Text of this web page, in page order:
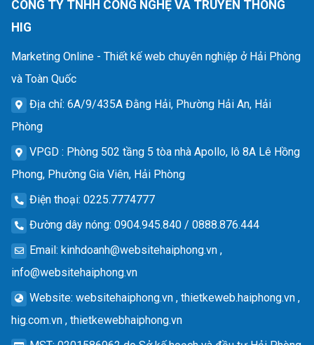
CÔNG TY TNHH CÔNG NGHỆ VÀ TRUYỀN THÔNG
HIG
Marketing Online - Thiết kế web chuyên nghiệp ở Hải Phòng
và Toàn Quốc
Địa chỉ: 6A/9/435A Đằng Hải, Phường Hải An, Hải
Phòng
VPGD : Phòng 502 tầng 5 tòa nhà Apollo, lô 8A Lê Hồng
Phong, Phường Gia Viên, Hải Phòng
Điện thoại: 0225.7774777
Đường dây nóng: 0904.945.840 / 0888.876.444
Email: kinhdoanh@websitehaiphong.vn ,
info@websitehaiphong.vn
Website: websitehaiphong.vn , thietkeweb.haiphong.vn ,
hig.com.vn , thietkewebhaiphong.vn